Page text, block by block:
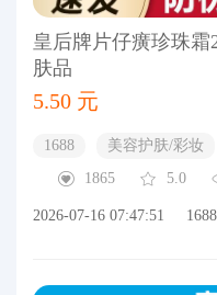
皇后牌片仔癀珍珠霜
肤品
5.50 元
1688 美容护肤/彩妆
1865
5.0
2026-07-16 07:47:51 1688